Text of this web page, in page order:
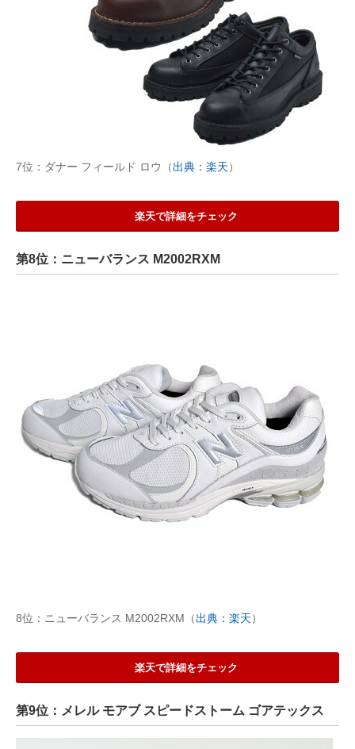
7位：ダナー フィールド ロウ（出典：楽天）
楽天で詳細をチェック
第8位：ニューバランス M2002RXM
8位：ニューバランス M2002RXM（出典：楽天）
楽天で詳細をチェック
第9位：メレル モアブ スピードストーム ゴアテックス